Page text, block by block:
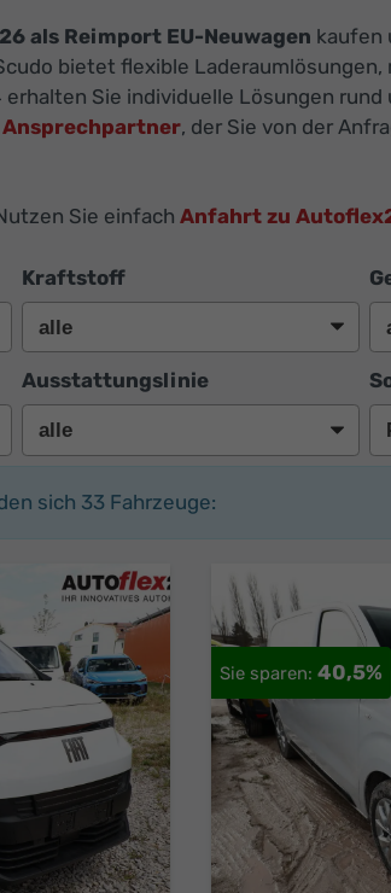
als Reimport EU-Neuwagen kaufen
bietet flexible
Sie individuelle Lösungen rund
, der Sie von der
Sie einfach Anfahrt zu
Kraftstoff
Ausstattungslinie
sich 33Fahrzeuge:
40,5%